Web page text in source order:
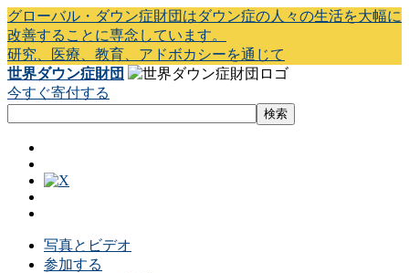
グローバル・ダウン症財団はダウン症の人々の生活を大幅に
改善することに専念しています。
研究、医療、教育、アドボカシーを通じて
世界ダウン症財団
今すぐ寄付する
写真とビデオ
参加する